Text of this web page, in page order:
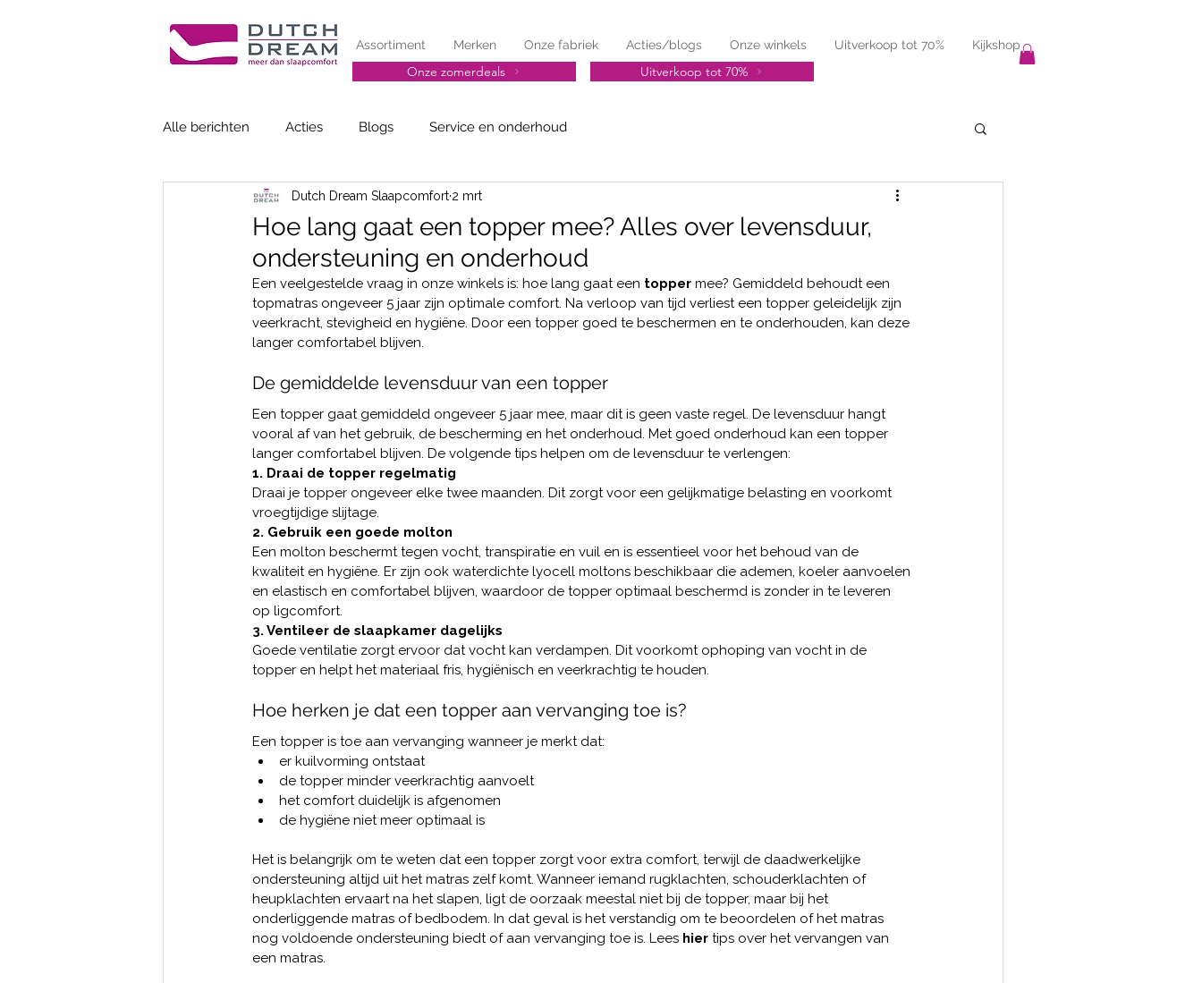
Assortiment Merken Onze fabriek Acties/blogs Onze winkels Uitverkoop tot 70% Kijkshop
Onze zomerdeals Uitverkoop tot 70%
Alle berichten Acties Blogs Service en onderhoud
Hoe lang gaat een topper mee? Alles over levensduur,
ondersteuning en onderhoud
Dutch Dream Slaapcomfort 2 mrt
Een veelgestelde vraag in onze winkels is: hoe lang gaat een topper mee? Gemiddeld behoudt een
topmatras ongeveer 5 jaar zijn optimale comfort. Na verloop van tijd verliest een topper geleidelijk zijn
veerkracht, stevigheid en hygiëne. Door een topper goed te beschermen en te onderhouden, kan deze
langer comfortabel blijven.
De gemiddelde levensduur van een topper
Een topper gaat gemiddeld ongeveer 5 jaar mee, maar dit is geen vaste regel. De levensduur hangt
vooral af van het gebruik, de bescherming en het onderhoud. Met goed onderhoud kan een topper
langer comfortabel blijven. De volgende tips helpen om de levensduur te verlengen:
1. Draai de topper regelmatig
Draai je topper ongeveer elke twee maanden. Dit zorgt voor een gelijkmatige belasting en voorkomt
vroegtijdige slijtage.
2. Gebruik een goede molton
Een molton beschermt tegen vocht, transpiratie en vuil en is essentieel voor het behoud van de
kwaliteit en hygiëne. Er zijn ook waterdichte lyocell moltons beschikbaar die ademen, koeler aanvoelen
en elastisch en comfortabel blijven, waardoor de topper optimaal beschermd is zonder in te leveren
op ligcomfort.
3. Ventileer de slaapkamer dagelijks
Goede ventilatie zorgt ervoor dat vocht kan verdampen. Dit voorkomt ophoping van vocht in de
topper en helpt het materiaal fris, hygiënisch en veerkrachtig te houden.
Hoe herken je dat een topper aan vervanging toe is?
Een topper is toe aan vervanging wanneer je merkt dat:
er kuilvorming ontstaat
de topper minder veerkrachtig aanvoelt
het comfort duidelijk is afgenomen
de hygiëne niet meer optimaal is
Het is belangrijk om te weten dat een topper zorgt voor extra comfort, terwijl de daadwerkelijke
ondersteuning altijd uit het matras zelf komt. Wanneer iemand rugklachten, schouderklachten of
heupklachten ervaart na het slapen, ligt de oorzaak meestal niet bij de topper, maar bij het
onderliggende matras of bedbodem. In dat geval is het verstandig om te beoordelen of het matras
nog voldoende ondersteuning biedt of aan vervanging toe is. Lees hier tips over het vervangen van
een matras.